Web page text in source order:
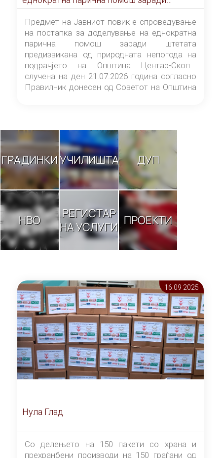
штетата предизвикана од природната
непогода на подрачјето на Општина
Центар-Скопје случена на ден 21.07.2026
година
Предмет на Јавниот повик е спроведување
на постапка за доделување на еднократна
парична помош заради штетата
предизвикана од природната непогода на
подрачјето на Општина Центар-Скопје
случена на ден 21.07.2026 година согласно
Правилник донесен од Советот на Општина
ГРАДИНКИУЧИЛИШТА ДУП
НВО
РЕГИСТАР
НА УСЛУГИ ПРОЕКТИ
16.09 2025
Нула Глад
Со делењето на 150 пакети со храна и
прехранбени производи на 150 граѓани од